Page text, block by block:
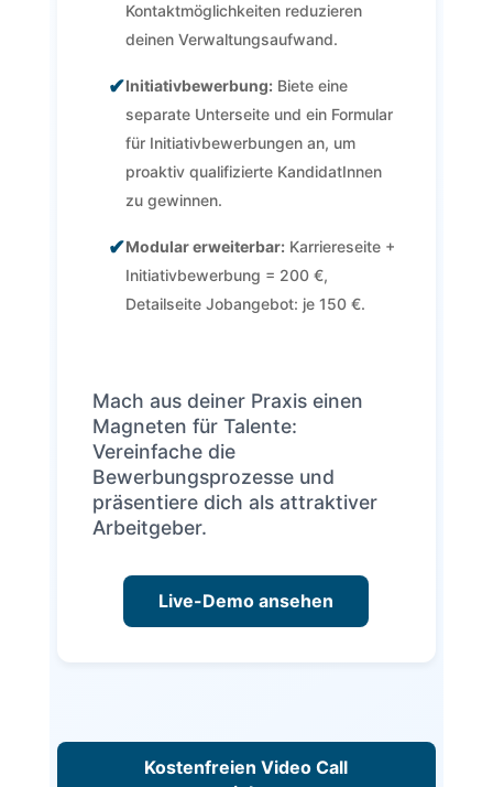
Kontaktmöglichkeiten reduzieren
deinen Verwaltungsaufwand.
✔Initiativbewerbung:Biete eine
separate Unterseite und ein Formular
für Initiativbewerbungen an, um
proaktiv qualifizierte KandidatInnen
zu gewinnen.
✔Modular erweiterbar:Karriereseite +
Initiativbewerbung = 200 €,
Detailseite Jobangebot: je 150 €.
Mach aus deiner Praxis einen
Magneten für Talente:
Vereinfache die
Bewerbungsprozesse und
präsentiere dich als attraktiver
Arbeitgeber.
Live-Demo ansehen
Kostenfreien Video Call